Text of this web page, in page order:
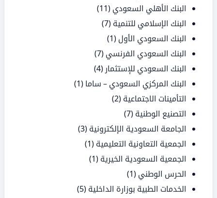
البنك الأهلي السعودي (11)
البنك الإسلامي للتنمية (7)
البنك السعودي الأول (1)
البنك السعودي الفرنسي (7)
البنك السعودي للإستثمار (4)
البنك المركزي السعودي – ساما (1)
التأمينات الاجتماعية (2)
التصنيع الوطنية (7)
الجامعة السعودية الإلكترونية (3)
الجمعية التعاونية التعليمية (1)
الجمعية السعودية الخيرية (1)
الحرس الوطني (1)
الخدمات الطبية بوزارة الداخلية (5)